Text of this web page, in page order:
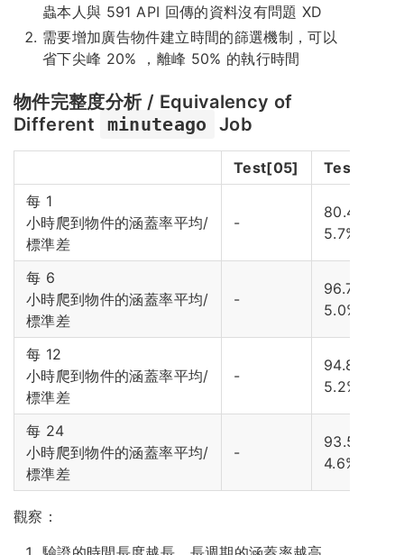
蟲本人與 591 API 回傳的資料沒有問題 XD
需要增加廣告物件建立時間的篩選機制，可以
省下尖峰 20% ，離峰 50% 的執行時間
物件完整度分析 / Equivalency of
Different
minuteago Job
Test[05]
Test[15]
每 1
小時爬到物件的涵蓋率平均/
標準差
-
80.4% /
5.7%
每 6
小時爬到物件的涵蓋率平均/
標準差
-
96.7% /
5.0%
每 12
小時爬到物件的涵蓋率平均/
標準差
-
94.8% /
5.2%
每 24
小時爬到物件的涵蓋率平均/
標準差
-
93.5% /
4.6%
觀察：